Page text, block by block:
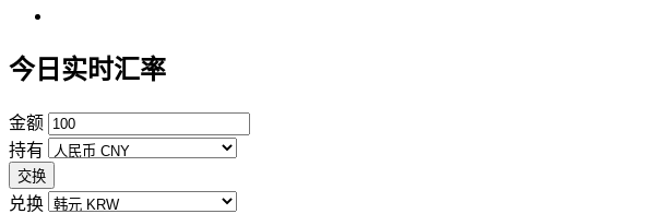
今日实时汇率
金额
持有
交换
兑换